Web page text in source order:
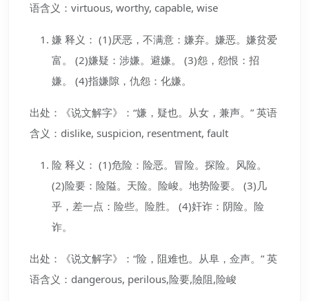
语含义：virtuous, worthy, capable, wise
嫌 释义： (1)厌恶，不满意：嫌弃。嫌恶。嫌贫爱
富。 (2)嫌疑：涉嫌。避嫌。 (3)怨，怨恨：招
嫌。 (4)指嫌隙，仇怨：化嫌。
出处：《说文解字》：“嫌，疑也。从女，兼声。” 英语
含义：dislike, suspicion, resentment, fault
险 释义： (1)危险：险恶。冒险。探险。风险。
(2)险要：险隘。天险。险峻。地势险要。 (3)几
乎，差一点：险些。险胜。 (4)奸诈：阴险。险
诈。
出处：《说文解字》：“险，阻难也。从阜，佥声。” 英
语含义：dangerous, perilous,险要,險阻,险峻